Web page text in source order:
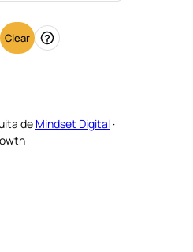
Clear Help
de Mindset Digital ·